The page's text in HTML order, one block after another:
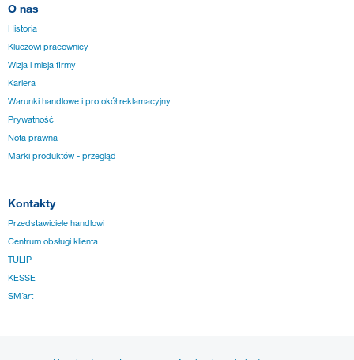
O nas
Historia
Kluczowi pracownicy
Wizja i misja firmy
Kariera
Warunki handlowe i protokół reklamacyjny
Prywatność
Nota prawna
Marki produktów - przegląd
Kontakty
Przedstawiciele handlowi
Centrum obsługi klienta
TULIP
KESSE
SM´art